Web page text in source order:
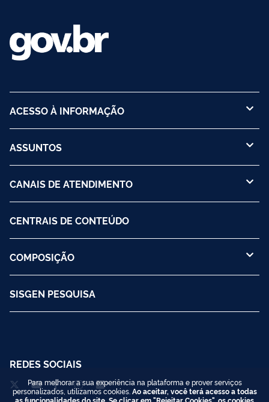
ACESSO À INFORMAÇÃO
ASSUNTOS
CANAIS DE ATENDIMENTO
CENTRAIS DE CONTEÚDO
COMPOSIÇÃO
SISGEN PESQUISA
REDES SOCIAIS
Para melhorar a sua experiência na plataforma e prover serviços
personalizados, utilizamos cookies. Ao aceitar, você terá acesso a todas
as funcionalidades do site. Se clicar em "Rejeitar Cookies", os cookies